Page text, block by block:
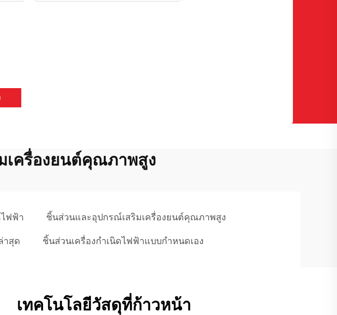
ครื่องยนต์คุณภาพสูง
ฟฟ้า ชิ้นส่วนและอุปกรณ์เสริมเครื่องยนต์คุณภาพสูง
าสุด ชิ้นส่วนเครื่องกำเนิดไฟฟ้าแบบกำหนดเอง
เทคโนโลยีวัสดุที่ก้าวหน้า